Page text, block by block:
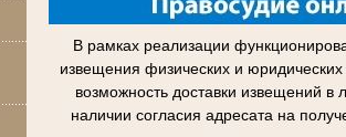
В рамках реализации
извещения физических и
возможность доставки извещений в
наличии согласия адресата на